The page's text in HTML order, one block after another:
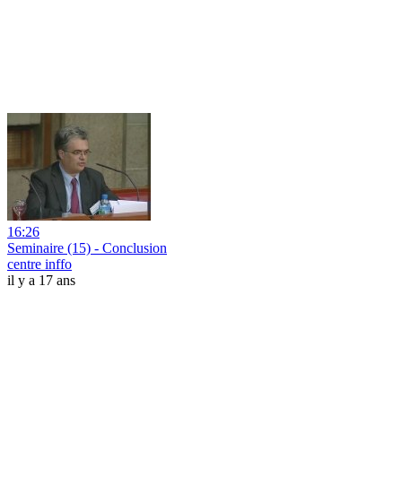
16:26
Seminaire (15) - Conclusion
centre inffo
il y a 17 ans